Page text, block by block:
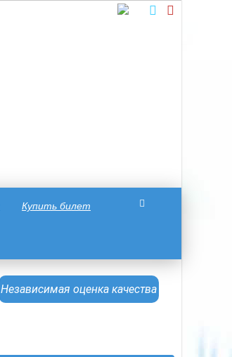
Купить билет
Независимая оценка качества